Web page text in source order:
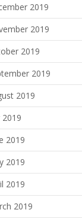
2019
2019
2019
2019
2019
2019
2019
2019
2019
2019